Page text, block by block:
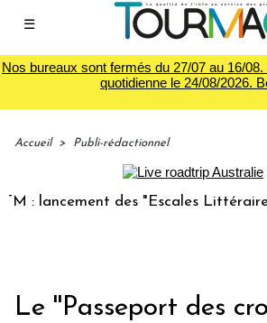
☰
Nos bureaux sont fermés du 27/07 au 16/
quotidienne le 24/08/2026.
Accueil > Publi-rédactionnel
: lancement des "Escales Littéraires",
Le ''Passeport des